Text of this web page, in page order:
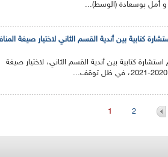
و أمل بوسعادة (الوسط)...
كتابية بين أندية القسم الثاني لاختيار صيغة
استشارة كتابية بين أندية القسم الثاني، لاختيار صيغة
1 2